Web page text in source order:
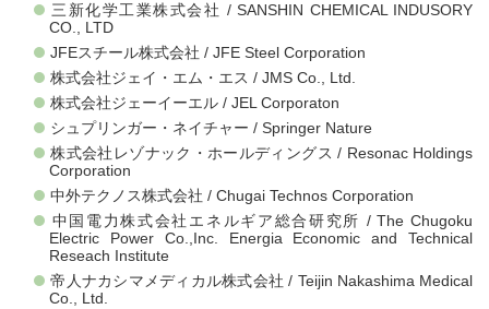
三新化学工業株式会社 / SANSHIN CHEMICAL INDUSORY
CO., LTD
JFEスチール株式会社 / JFE Steel Corporation
株式会社ジェイ・エム・エス / JMS Co., Ltd.
株式会社ジェーイーエル / JEL Corporaton
シュプリンガー・ネイチャー / Springer Nature
株式会社レゾナック・ホールディングス / Resonac Holdings
Corporation
中外テクノス株式会社 / Chugai Technos Corporation
中国電力株式会社エネルギア総合研究所 / The Chugoku
Electric Power Co.,Inc. Energia Economic and Technical
Reseach Institute
帝人ナカシマメディカル株式会社 / Teijin Nakashima Medical
Co., Ltd.